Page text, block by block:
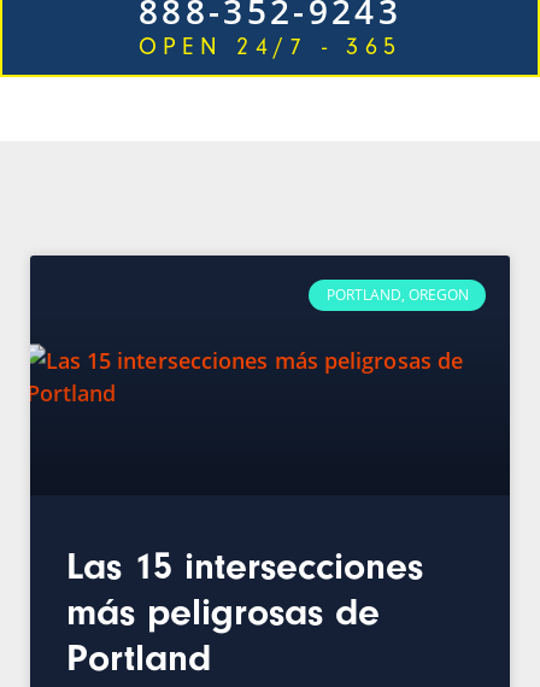
888-352-9243
OPEN 24/7 - 365
CATEGORÍA: PORTLAND,
PORTLAND, OREGON
Las 15 intersecciones
más peligrosas de
Portland